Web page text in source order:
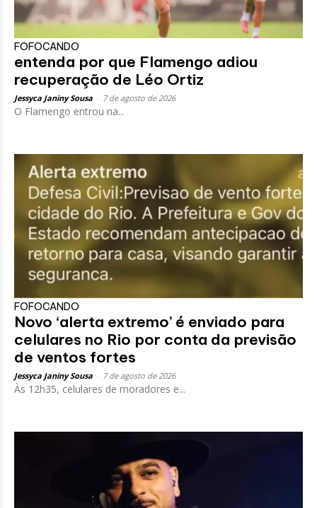
FOFOCANDO
entenda por que Flamengo adiou
recuperação de Léo Ortiz
Jessyca Janiny Sousa 7 de agosto de 2026
O Flamengo entrou na...
FOFOCANDO
Novo ‘alerta extremo’ é enviado para
celulares no Rio por conta da previsão
de ventos fortes
Jessyca Janiny Sousa 7 de agosto de 2026
Às 12h35, celulares de moradores e...